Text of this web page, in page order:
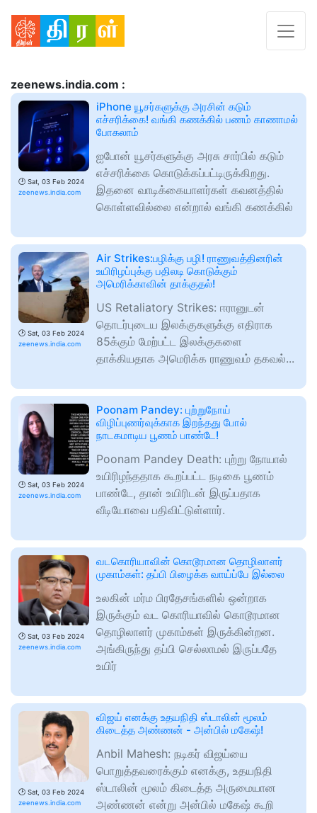
zeenews.india.com :
🕑 Sat, 03 Feb 2024
zeenews.india.com
iPhone யூசர்களுக்கு அரசின் கடும்
எச்சரிக்கை! வங்கி கணக்கில் பணம் காணாமல்
போகலாம்
ஐபோன் யூசர்களுக்கு அரசு சார்பில் கடும்
எச்சரிக்கை கொடுக்கப்பட்டிருக்கிறது.
இதனை வாடிக்கையாளர்கள் கவனத்தில்
கொள்ளவில்லை என்றால் வங்கி கணக்கில்
🕑 Sat, 03 Feb 2024
zeenews.india.com
Air Strikes:பழிக்கு பழி! ராணுவத்தினரின்
உயிரிழப்புக்கு பதிலடி கொடுக்கும்
அமெரிக்காவின் தாக்குதல்!
US Retaliatory Strikes: ஈரானுடன்
தொடர்புடைய இலக்குகளுக்கு எதிராக
85க்கும் மேற்பட்ட இலக்குகளை
தாக்கியதாக அமெரிக்க ராணுவம் தகவல்...
🕑 Sat, 03 Feb 2024
zeenews.india.com
Poonam Pandey: புற்றுநோய்
விழிப்புணர்வுக்காக இறந்தது போல்
நாடகமாடிய பூணம் பாண்டே!
Poonam Pandey Death: புற்று நோயால்
உயிரிழந்ததாக கூறப்பட்ட நடிகை பூணம்
பாண்டே, தான் உயிரிடன் இருப்பதாக
வீடியோவை பதிவிட்டுள்ளார்.
🕑 Sat, 03 Feb 2024
zeenews.india.com
வடகொரியாவின் கொடூரமான தொழிலாளர்
முகாம்கள்: தப்பி பிழைக்க வாய்ப்பே இல்லை
உலகின் மர்ம பிரதேசங்களில் ஒன்றாக
இருக்கும் வட கொரியாவில் கொடூரமான
தொழிலாளர் முகாம்கள் இருக்கின்றன.
அங்கிருந்து தப்பி செல்லாமல் இருப்பதே
உயிர்
🕑 Sat, 03 Feb 2024
zeenews.india.com
விஜய் எனக்கு உதயநிதி ஸ்டாலின் மூலம்
கிடைத்த அண்ணன் - அன்பில் மகேஷ்!
Anbil Mahesh: நடிகர் விஜய்யை
பொறுத்தவரைக்கும் எனக்கு, உதயநிதி
ஸ்டாலின் மூலம் கிடைத்த அருமையான
அண்ணன் என்று அன்பில் மகேஷ் கூறி